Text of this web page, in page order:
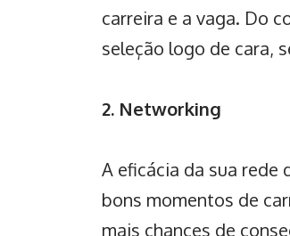
carreira e a vaga. Do
seleção logo de cara,
2. Networking
A eficácia da sua
bons momentos de
mais chances de